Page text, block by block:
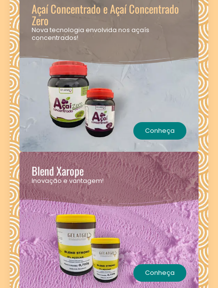
Açaí Concentrado e Açaí Concentrado
Zero
Nova tecnologia envolvida nos açaís
concentrados!
Conheça
Blend Xarope
Inovação e vantagem!
Conheça